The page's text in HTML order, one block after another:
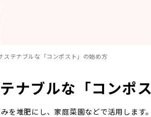
ステナブルな「コンポスト」の始め方
ナブルな「コンポ
を堆肥にし、家庭菜園などで活用します